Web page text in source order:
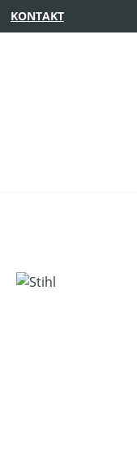
KONTAKT